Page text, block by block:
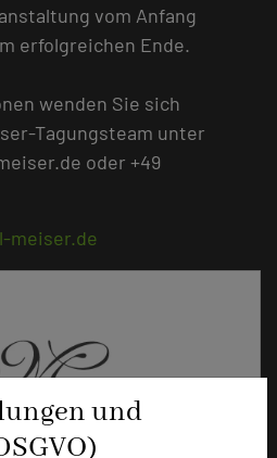
und
vom Anfang
erfolgreichen Ende.
wenden Sie sich
Tagungsteam unter
oder +49
meiser.de